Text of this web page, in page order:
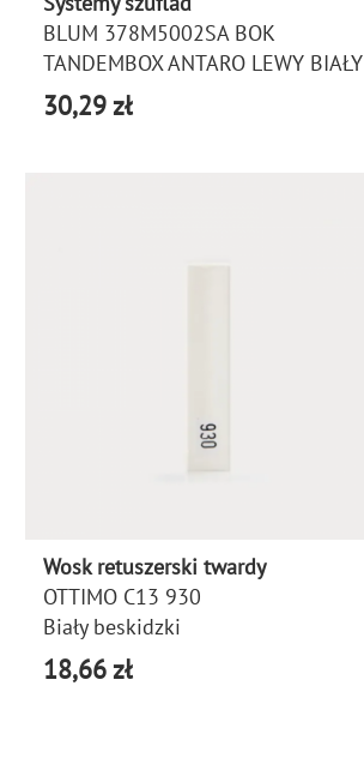
BLUM 378M5002SA BOK
TANDEMBOX ANTARO LEWY BIAŁY
30,29 zł
Wosk retuszerski twardy
OTTIMO C13 930
Biały beskidzki
18,66 zł